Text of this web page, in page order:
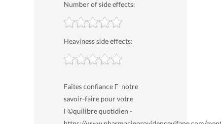
Number of side effects:
Heaviness side effects:
Faites confiance Г notre
savoir-faire pour votre
Г©quilibre quotidien -